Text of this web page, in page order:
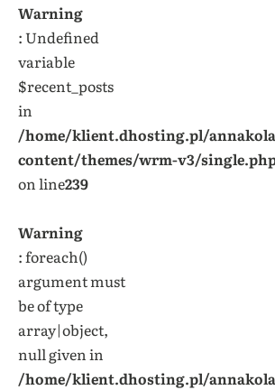
Warning
: Undefined
variable
$recent_posts
in
/home/klient.dhosting.pl/
content/themes/wrm-v3/
on line239
Warning
: foreach()
argument must
be of type
array|object,
null given in
/home/klient.dhosting.pl/